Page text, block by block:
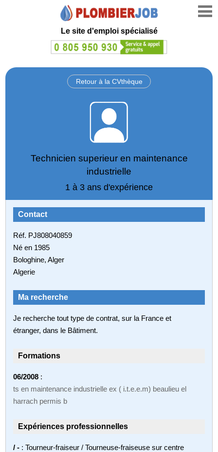
Le site d'emploi spécialisé
Retour à la CVthèque
Technicien superieur en maintenance
industrielle
1 à 3 ans d'expérience
Contact
Réf. PJ808040859
Né en 1985
Bologhine, Alger
Algerie
Ma recherche
Je recherche tout type de contrat, sur la France et
étranger, dans le Bâtiment.
Formations
06/2008 :
ts en maintenance industrielle ex ( i.t.e.e.m) beaulieu el
harrach permis b
Expériences professionnelles
/ - : Tourneur-fraiseur / Tourneuse-fraiseuse sur centre